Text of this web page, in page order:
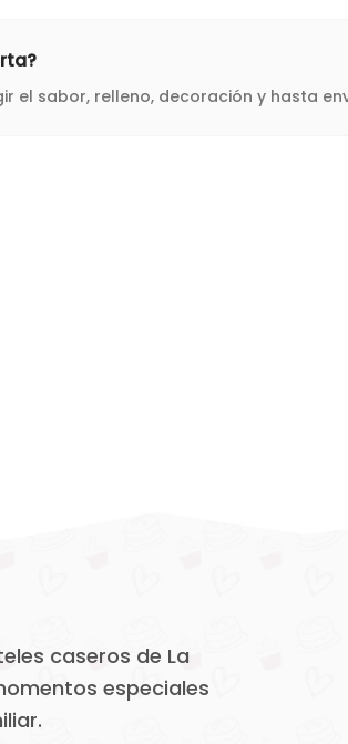
el sabor, relleno, decoración y hasta
caseros de La
especiales